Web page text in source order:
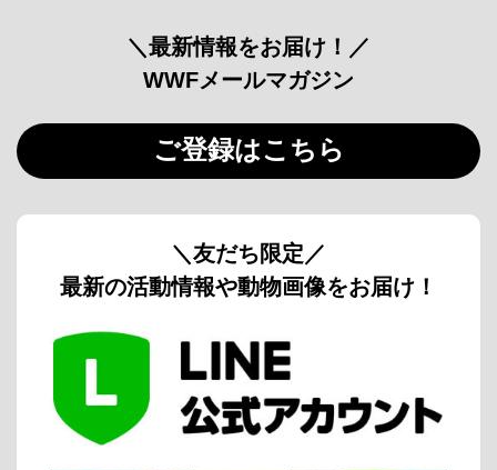
＼最新情報をお届け！／
WWFメールマガジン
ご登録はこちら
＼友だち限定／
最新の活動情報や動物画像をお届け！